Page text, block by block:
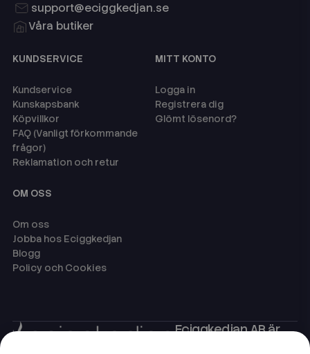
support@eciggkedjan.se
Våra butiker
KUNDSERVICE
Kundservice
Kunskapsbank
Köpvillkor
FAQ (Vanligt förkommande
frågor)
Reklamation och retur
MITT KONTO
Logga in
Registrera dig
Glömt lösenord?
OM OSS
Om oss
Jobba hos Eciggkedjan
Blogg
Policy och Cookies
Eciggkedjan AB är